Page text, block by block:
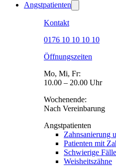
Angstpatienten
Kontakt
0176 10 10 10 10
Öffnungszeiten
Mo, Mi, Fr:
10.00 – 20.00 Uhr
Wochenende:
Nach Vereinbarung
Angstpatienten
Zahnsanierung
Patienten mit
Schwierige Fälle
Weisheitszähne